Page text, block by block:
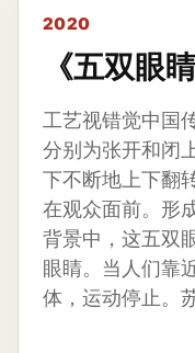
2020
《五双眼睛
工艺视错觉中国
分别为张开和闭
下不断地上下翻
在观众面前。形
背景中，这五双
眼睛。当人们靠
体，运动停止。